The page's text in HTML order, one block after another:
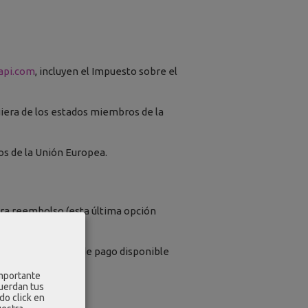
, incluyen el Impuesto sobre el
de los estados miembros de la
de la Unión Europea.
reembolso (esta última opción
esta opción de pago disponible
tus
click en